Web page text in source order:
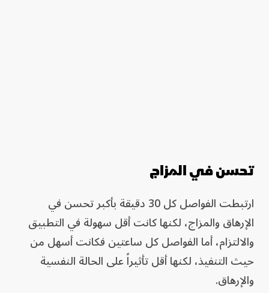
تحسن في المزاج
ارتبطت الفواصل كل 30 دقيقة بأكبر تحسن في
الإرهاق والمزاج، لكنها كانت أقل سهولة في التطبيق
والالتزام، أما الفواصل كل ساعتين فكانت أسهل من
حيث التنفيذ، لكنها أقل تأثيراً على الحالة النفسية
والإرهاق.